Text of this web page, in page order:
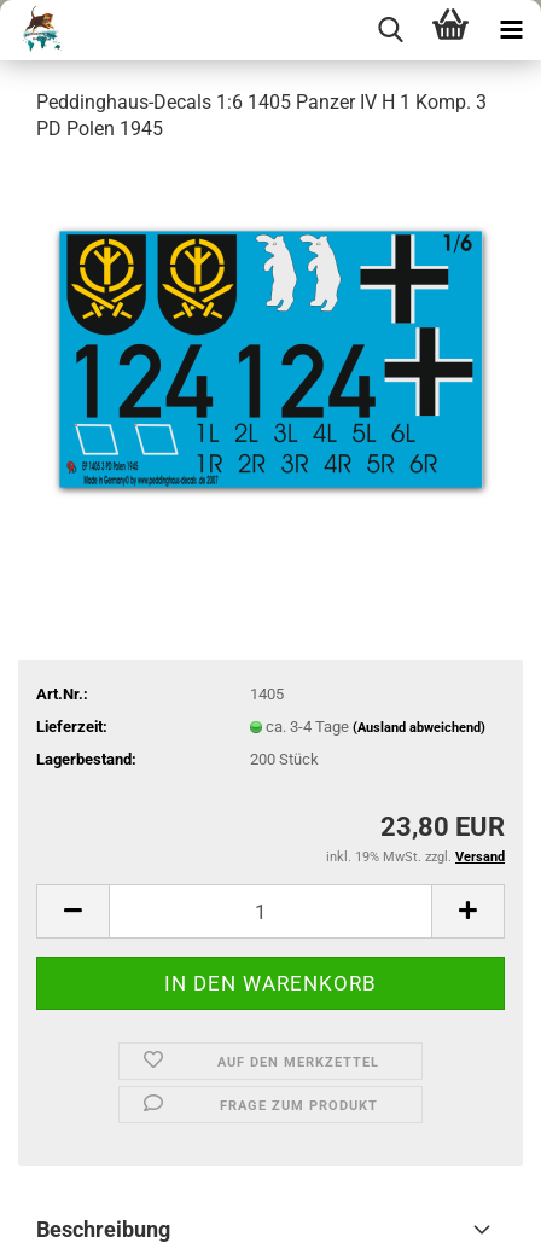
Peddinghaus-Decals 1:6 1405 Panzer IV H 1 Komp. 3
PD Polen 1945
Art.Nr.:
1405
Lieferzeit:
ca. 3-4 Tage (Ausland abweichend)
Lagerbestand: 200 Stück
23,80 EUR
inkl. 19% MwSt. zzgl. Versand
AUF DEN MERKZETTEL
FRAGE ZUM PRODUKT
Beschreibung